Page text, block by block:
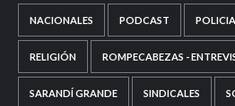
NACIONALES PODCAST
RELIGIÓN ROMPECABEZAS -
SARANDÍ GRANDE SINDICALES